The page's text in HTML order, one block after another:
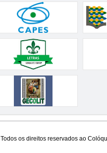
Todos os direitos reservados ao